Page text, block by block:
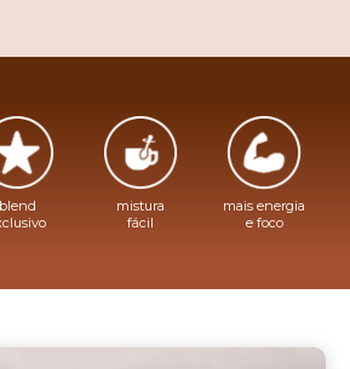
blend
mistura
fácil
mais energia
e foco